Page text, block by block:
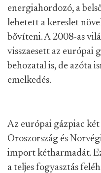
energiahordozó, a
lehetett a kereslet
bővíteni. A 2008-as
visszaesett az európai
behozatal is, de azóta
emelkedés.
Az európai gázpiac
Oroszország és
import kétharmadát.
a teljes fogyasztás